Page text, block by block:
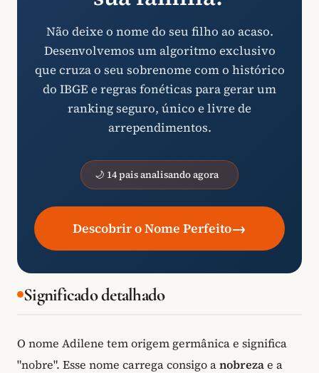
Não deixe o nome do seu filho ao acaso.
Desenvolvemos um algoritmo exclusivo
que cruza o seu sobrenome com o histórico
do IBGE e regras fonéticas para gerar um
ranking seguro, único e livre de
arrependimentos.
🌙 14 pais analisando agora
Descobrir o Nome Perfeito→
Significado detalhado
O nome Adilene tem origem germânica e significa
"nobre". Esse nome carrega consigo anobrezae a